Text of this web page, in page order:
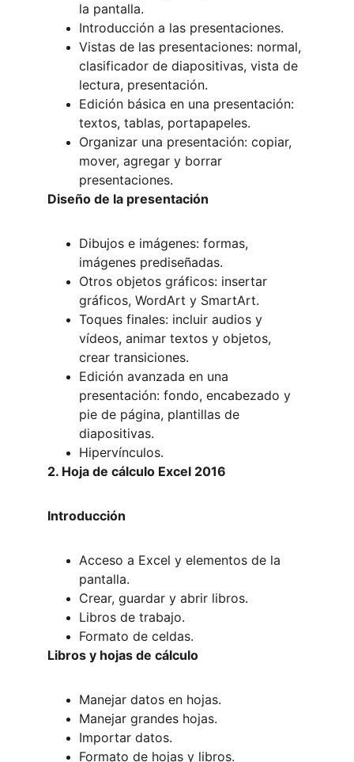
la pantalla.
Introducción a las presentaciones.
Vistas de las presentaciones: normal,
clasificador de diapositivas, vista de
lectura, presentación.
Edición básica en una presentación:
textos, tablas, portapapeles.
Organizar una presentación: copiar,
mover, agregar y borrar
presentaciones.
Diseño de la presentación
Dibujos e imágenes: formas,
imágenes prediseñadas.
Otros objetos gráficos: insertar
gráficos, WordArt y SmartArt.
Toques finales: incluir audios y
vídeos, animar textos y objetos,
crear transiciones.
Edición avanzada en una
presentación: fondo, encabezado y
pie de página, plantillas de
diapositivas.
Hipervínculos.
2. Hoja de cálculo Excel 2016
Introducción
Acceso a Excel y elementos de la
pantalla.
Crear, guardar y abrir libros.
Libros de trabajo.
Formato de celdas.
Libros y hojas de cálculo
Manejar datos en hojas.
Manejar grandes hojas.
Importar datos.
Formato de hojas y libros.